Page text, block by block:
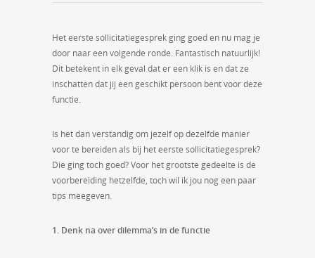
Het eerste sollicitatiegesprek ging goed en nu mag je
door naar een volgende ronde. Fantastisch natuurlijk!
Dit betekent in elk geval dat er een klik is en dat ze
inschatten dat jij een geschikt persoon bent voor deze
functie.
Is het dan verstandig om jezelf op dezelfde manier
voor te bereiden als bij het eerste sollicitatiegesprek?
Die ging toch goed? Voor het grootste gedeelte is de
voorbereiding hetzelfde, toch wil ik jou nog een paar
tips meegeven.
1. Denk na over dilemma’s in de functie